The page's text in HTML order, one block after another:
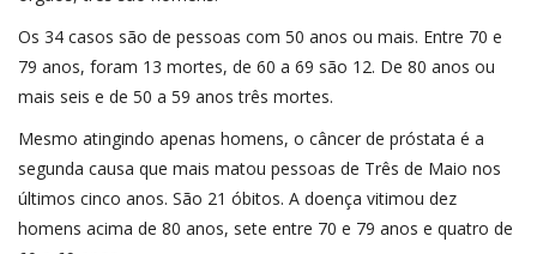
Os 34 casos são de pessoas com 50 anos ou mais. Entre 70 e
79 anos, foram 13 mortes, de 60 a 69 são 12. De 80 anos ou
mais seis e de 50 a 59 anos três mortes.
Mesmo atingindo apenas homens, o câncer de próstata é a
segunda causa que mais matou pessoas de Três de Maio nos
últimos cinco anos. São 21 óbitos. A doença vitimou dez
homens acima de 80 anos, sete entre 70 e 79 anos e quatro de